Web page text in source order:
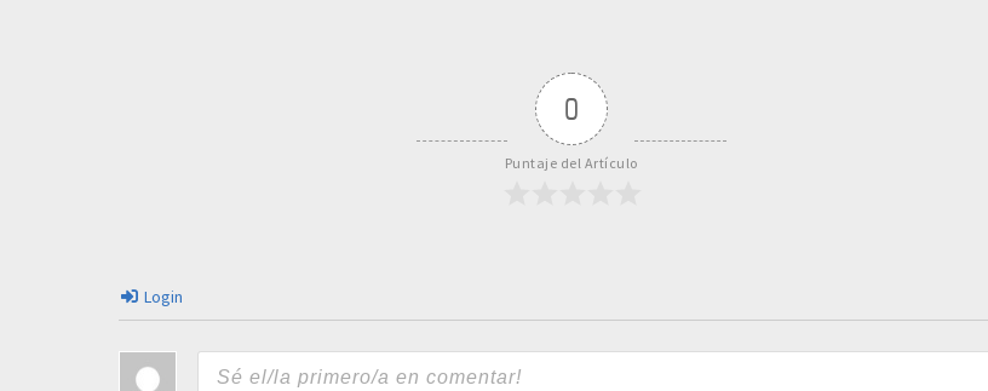
0
Puntaje del Artículo
Login